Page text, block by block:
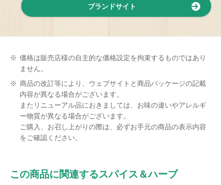
ブランドサイト
※ 価格は販売店様の自主的な価格設定を拘束するものではあり
ません。
※ 商品の改訂等により、ウェブサイトと商品パッケージの記載
内容が異なる場合がございます。
またリニューアル品におきましては、お味の違いやアレルギ
ー物質が異なる場合がございます。
ご購入、お召し上がりの際は、必ずお手元の商品の表示内容
をご確認ください。
この商品に関連するスパイス＆ハーブ